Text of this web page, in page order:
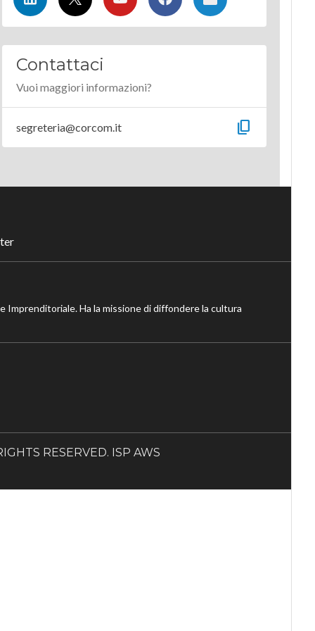
Contattaci
Vuoi maggiori informazioni?
segreteria@corcom.it content_copy
Ha la missione di diffondere la cultura
RESERVED. ISP AWS